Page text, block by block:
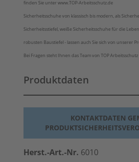
finden Sie unter www.TOP-Arbeitsschutz.de
Sicherheitsschuhe von klassisch bis modern, als
Sicherheitsstiefel, weiße Sicherheitsschuhe für die
robusten Baustiefel - lassen auch Sie sich von unserer
Bei Fragen steht Ihnen das Team von TOP
Produktdaten
KONTAKTDATEN
Herst.-Art.-Nr. 6010